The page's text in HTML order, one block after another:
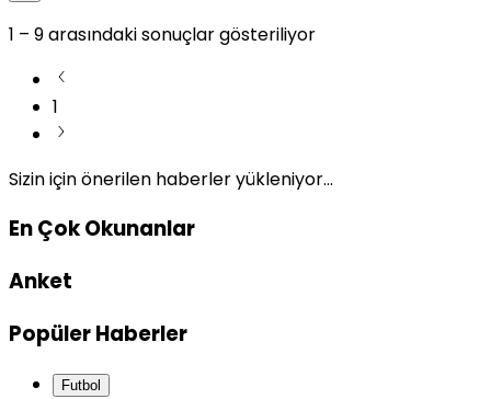
1 – 9arasındaki sonuçlar gösteriliyor
1
Sizin için önerilen haberler yükleniyor...
En Çok Okunanlar
Anket
Popüler Haberler
Futbol